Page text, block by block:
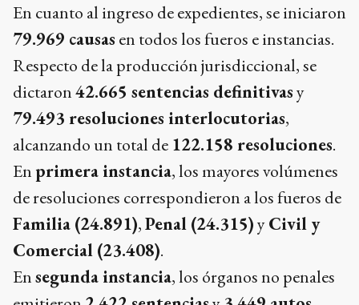
En cuanto al ingreso de expedientes, se iniciaron
79.969 causas en todos los fueros e instancias.
Respecto de la producción jurisdiccional, se
dictaron42.665 sentencias definitivasy
79.493 resoluciones interlocutorias,
alcanzando un total de 122.158 resoluciones.
En primera instancia, los mayores volúmenes
de resoluciones correspondieron a los fueros de
Familia (24.891),Penal (24.315)yCivil y
Comercial (23.408).
Ensegunda instancia, los órganos no penales